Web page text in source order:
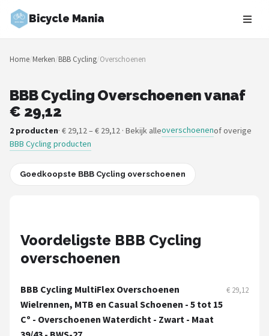
Bicycle Mania
Zoeken
NAVIGATIE
Merken
Blog
Fietsroutes
Stadsfietsen
Elektrische fietsen
Mountainbikes
Shop
Home/Merken/BBB Cycling/Overschoenen
BBB Cycling Overschoenen vanaf
€ 29,12
2 producten· € 29,12 – € 29,12 · Bekijk alleoverschoenenof overige
BBB Cycling producten
Goedkoopste BBB Cycling overschoenen
Voordeligste BBB Cycling
overschoenen
BBB Cycling MultiFlex Overschoenen
Wielrennen, MTB en Casual Schoenen - 5 tot 15
Cº - Overschoenen Waterdicht - Zwart - Maat
€ 29,12